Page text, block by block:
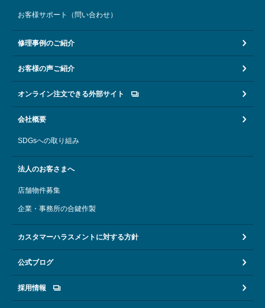
お客様サポート（問い合わせ）
修理事例のご紹介
お客様の声ご紹介
オンライン注文できる外部サイト
会社概要
SDGsへの取り組み
法人のお客さまへ
店舗物件募集
企業・事務所の合鍵作製
カスタマーハラスメントに対する方針
公式ブログ
採用情報